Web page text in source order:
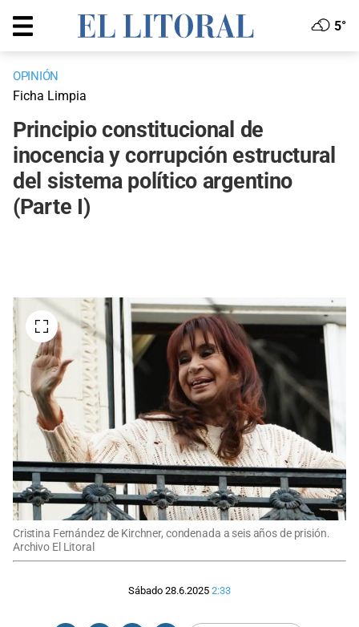
5°
OPINIÓN
Ficha Limpia
Principio constitucional de
inocencia y corrupción estructural
del sistema político argentino
(Parte I)
Cristina Fernández de Kirchner, condenada a seis años de prisión.
Archivo El Litoral
Sábado 28.6.2025 2:33